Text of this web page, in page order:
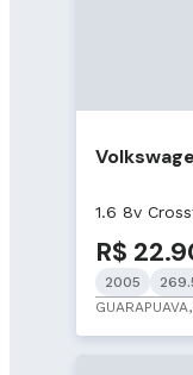
1.6 8v
R$
2005